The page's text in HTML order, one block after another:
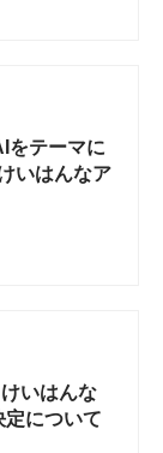
をテーマに
いはんなア
いはんな
について